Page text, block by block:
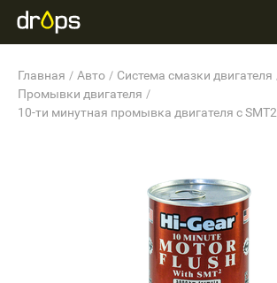
Главная Авто
Система смазки двигателя
Промывки двигателя
10-ти минутная промывка двигателя с SMT2